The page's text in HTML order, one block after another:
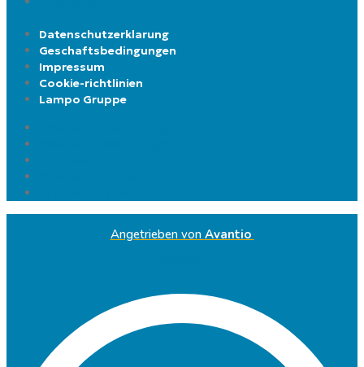
Datenschutzerklarung
Geschaftsbedingungen
Impressum
Cookie-richtlinien
Lampo Gruppe
Angetrieben von Avantio